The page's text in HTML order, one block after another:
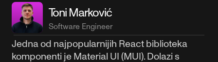
Toni Marković
Software Engineer
Jedna od najpopularnijih React biblioteka
komponenti je Material UI (MUI). Dolazi s